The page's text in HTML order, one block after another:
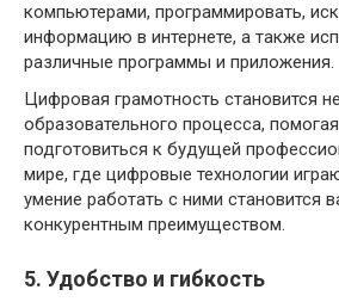
компьютерами, программировать,
информацию в интернете, а также
различные программы и приложения.
Цифровая грамотность становится
образовательного процесса,
подготовиться к будущей
мире, где цифровые технологии
умение работать с ними становится
конкурентным преимуществом.
5. Удобство и гибкость